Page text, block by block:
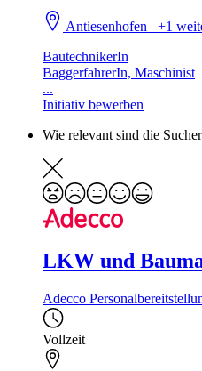
Antiesenhofen+1
BautechnikerIn
BaggerfahrerIn, Maschinist
...
Initiativ bewerben
Wie relevant sind die
LKW und
Adecco
Vollzeit